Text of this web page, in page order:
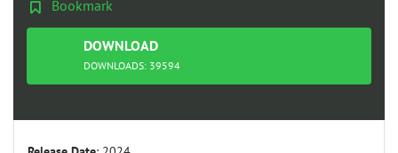
Bookmark
DOWNLOAD
TORRENT
DOWNLOADS: 39594